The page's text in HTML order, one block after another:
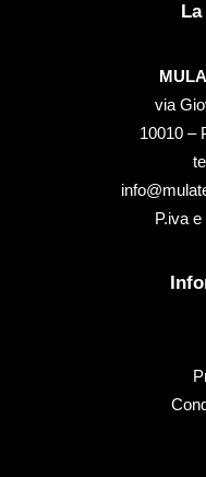
via
10010 –
P.iva